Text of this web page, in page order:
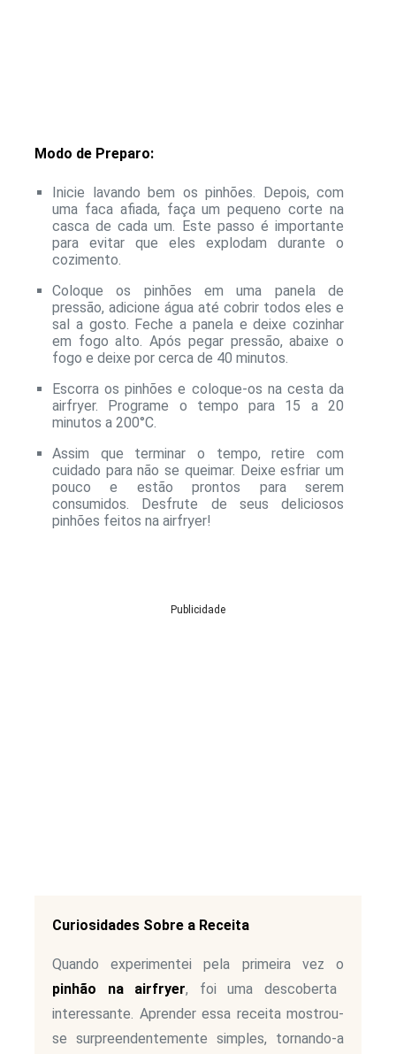
Modo de Preparo:
Inicie lavando bem os pinhões. Depois, com
uma faca afiada, faça um pequeno corte na
casca de cada um. Este passo é importante
para evitar que eles explodam durante o
cozimento.
Coloque os pinhões em uma panela de
pressão, adicione água até cobrir todos eles e
sal a gosto. Feche a panela e deixe cozinhar
em fogo alto. Após pegar pressão, abaixe o
fogo e deixe por cerca de 40 minutos.
Escorra os pinhões e coloque-os na cesta da
airfryer. Programe o tempo para 15 a 20
minutos a 200°C.
Assim que terminar o tempo, retire com
cuidado para não se queimar. Deixe esfriar um
pouco e estão prontos para serem
consumidos. Desfrute de seus deliciosos
pinhões feitos na airfryer!
Publicidade
Curiosidades Sobre a Receita
Quando experimentei pela primeira vez o
pinhão na airfryer, foi uma descoberta
interessante. Aprender essa receita mostrou-
se surpreendentemente simples, tornando-a